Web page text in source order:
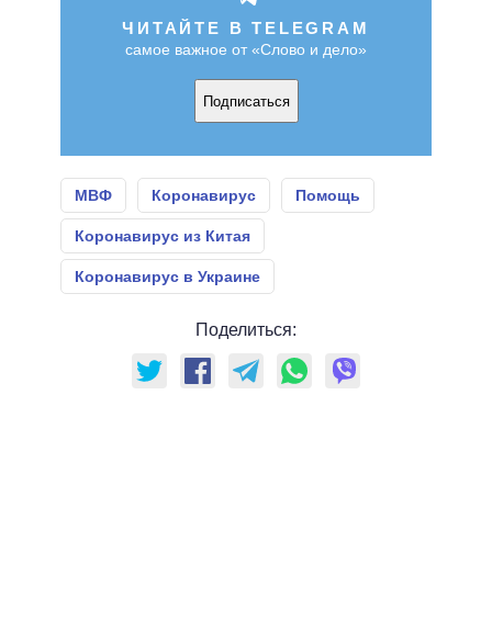
ЧИТАЙТЕ В TELEGRAM
самое важное от «Слово и дело»
Подписаться
МВФ Коронавирус Помощь
Коронавирус из Китая
Коронавирус в Украине
Поделиться: